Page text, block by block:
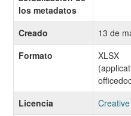
los metadatos
Creado
13 de
Formato
XLSX
Licencia